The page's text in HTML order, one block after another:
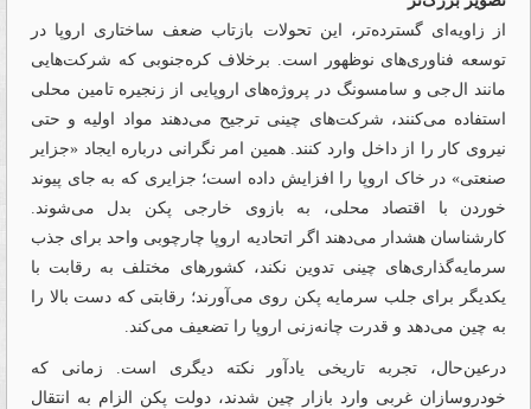
از زاویه‌ای گسترده‌تر، این تحولات بازتاب ضعف ساختاری اروپا در
توسعه فناوری‌های نوظهور است. برخلاف کره‌جنوبی که شرکت‌هایی
مانند ال‌جی و سامسونگ در پروژه‌های اروپایی از زنجیره تامین محلی
استفاده می‌کنند، شرکت‌های چینی ترجیح می‌دهند مواد اولیه و حتی
نیروی کار را از داخل وارد کنند. همین امر نگرانی درباره ایجاد «جزایر
صنعتی» در خاک اروپا را افزایش داده است؛ جزایری که به جای پیوند
خوردن با اقتصاد محلی، به بازوی خارجی پکن بدل می‌شوند.
کارشناسان هشدار می‌دهند اگر اتحادیه اروپا چارچوبی واحد برای جذب
سرمایه‌گذاری‌های چینی تدوین نکند، کشورهای مختلف به رقابت با
یکدیگر برای جلب سرمایه پکن روی می‌آورند؛ رقابتی که دست بالا را
به چین می‌دهد و قدرت چانه‌زنی اروپا را تضعیف می‌کند.
در‌عین‌حال، تجربه تاریخی یادآور نکته دیگری است. زمانی که
خودروسازان غربی وارد بازار چین شدند، دولت پکن الزام به انتقال